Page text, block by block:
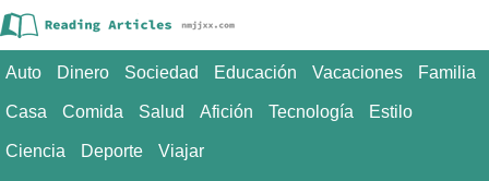
Auto Dinero Sociedad Educación Vacaciones Familia
Casa Comida Salud Afición Tecnología Estilo
Ciencia Deporte Viajar